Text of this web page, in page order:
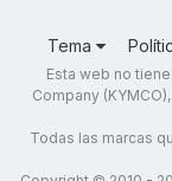
Tema
Esta web no
Company
Todas las marcas